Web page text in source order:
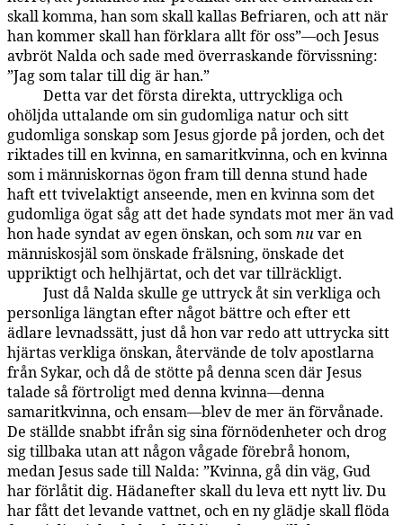
skall komma, han som skall kallas Befriaren, och att när
han kommer skall han förklara allt för oss”—och Jesus
avbröt Nalda och sade med överraskande förvissning:
”Jag som talar till dig är han.”
Detta var det första direkta, uttryckliga och
ohöljda uttalande om sin gudomliga natur och sitt
gudomliga sonskap som Jesus gjorde på jorden, och det
riktades till en kvinna, en samaritkvinna, och en kvinna
som i människornas ögon fram till denna stund hade
haft ett tvivelaktigt anseende, men en kvinna som det
gudomliga ögat såg att det hade syndats mot mer än vad
hon hade syndat av egen önskan, och somnuvar en
människosjäl som önskade frälsning, önskade det
uppriktigt och helhjärtat, och det var tillräckligt.
Just då Nalda skulle ge uttryck åt sin verkliga och
personliga längtan efter något bättre och efter ett
ädlare levnadssätt, just då hon var redo att uttrycka sitt
hjärtas verkliga önskan, återvände de tolv apostlarna
från Sykar, och då de stötte på denna scen där Jesus
talade så förtroligt med denna kvinna—denna
samaritkvinna, och ensam—blev de mer än förvånade.
De ställde snabbt ifrån sig sina förnödenheter och drog
sig tillbaka utan att någon vågade förebrå honom,
medan Jesus sade till Nalda: ”Kvinna, gå din väg, Gud
har förlåtit dig. Hädanefter skall du leva ett nytt liv. Du
har fått det levande vattnet, och en ny glädje skall flöda